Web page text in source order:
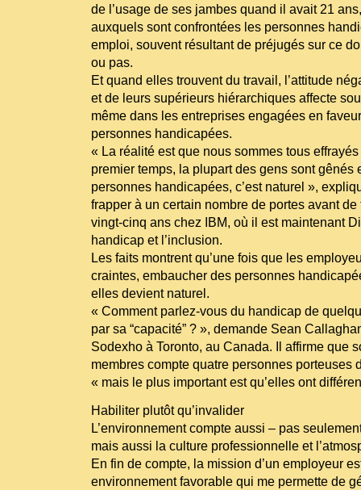
de l’usage de ses jambes quand il avait 21
auxquels sont confrontées les personnes
emploi, souvent résultant de préjugés sur ce
ou pas.
Et quand elles trouvent du travail, l’attitude
et de leurs supérieurs hiérarchiques affecte
même dans les entreprises engagées en
personnes handicapées.
« La réalité est que nous sommes tous
premier temps, la plupart des gens sont gênés
personnes handicapées, c’est naturel »,
frapper à un certain nombre de portes avant
vingt-cinq ans chez IBM, où il est maintenant
handicap et l’inclusion.
Les faits montrent qu’une fois que les
craintes, embaucher des personnes
elles devient naturel.
« Comment parlez-vous du handicap de
par sa “capacité” ? », demande Sean
Sodexho à Toronto, au Canada. Il affirme que
membres compte quatre personnes porteuses
« mais le plus important est qu’elles ont
Habiliter plutôt qu’invalider
L’environnement compte aussi – pas
mais aussi la culture professionnelle et
En fin de compte, la mission d’un employeur
environnement favorable qui me permette de